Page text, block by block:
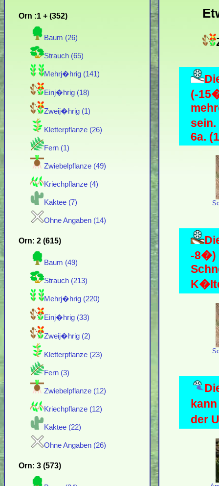
Orn :1 + (352)
Baum (26)
Strauch (65)
Mehrj�hrig (141)
Einj�hrig (18)
Zweij�hrig (1)
Kletterpflanze (26)
Fern (1)
Zwiebelpflanze (49)
Kriechpflanze (4)
Kaktee (7)
Ohne Angaben (14)
Orn: 2 (615)
Baum (49)
Strauch (213)
Mehrj�hrig (220)
Einj�hrig (33)
Zweij�hrig (2)
Kletterpflanze (23)
Fern (3)
Zwiebelpflanze (12)
Kriechpflanze (12)
Kaktee (22)
Ohne Angaben (26)
Orn: 3 (573)
(-
6a.
-8�)
der